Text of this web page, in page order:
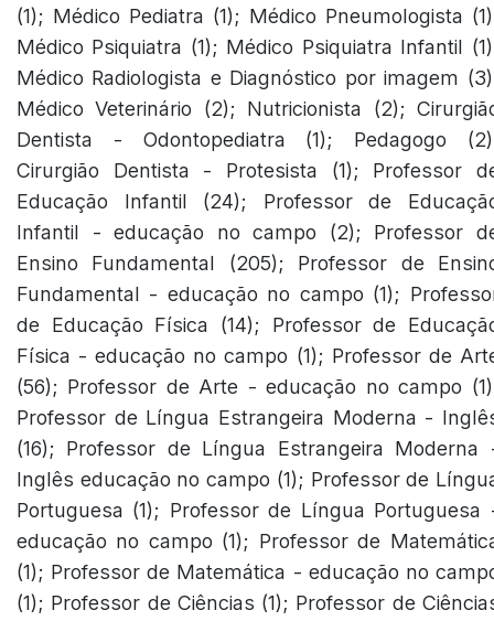
(1); Médico Pediatra (1); Médico Pneumologista
Médico Psiquiatra (1); Médico Psiquiatra Infantil
Médico Radiologista e Diagnóstico por imagem
Médico Veterinário (2); Nutricionista (2);
Dentista - Odontopediatra (1); Pedagogo
Cirurgião Dentista - Protesista (1); Professor
Educação Infantil (24); Professor de
Infantil - educação no campo (2); Professor
Ensino Fundamental (205); Professor de
Fundamental - educação no campo (1);
de Educação Física (14); Professor de
Física - educação no campo (1); Professor de
(56); Professor de Arte - educação no campo
Professor de Língua Estrangeira Moderna -
(16); Professor de Língua Estrangeira Moderna
Inglês educação no campo (1); Professor de
Portuguesa (1); Professor de Língua Portuguesa
educação no campo (1); Professor de
(1); Professor de Matemática - educação no
(1); Professor de Ciências (1); Professor de